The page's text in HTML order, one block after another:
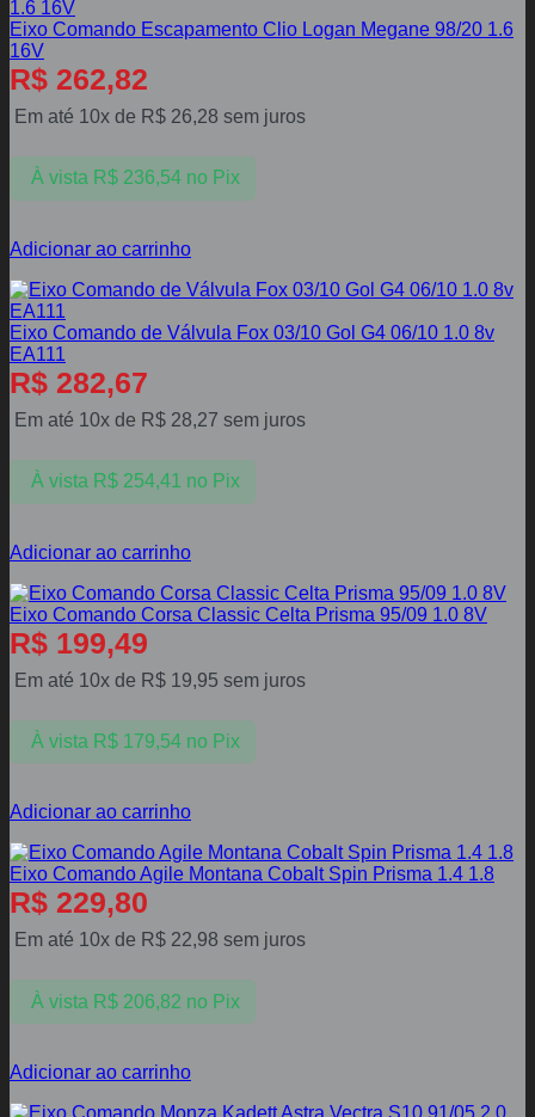
Eixo Comando Escapamento Clio Logan Megane 98/20 1.6
16V
R$ 262,82
Em até 10x de R$ 26,28 sem juros
À vista R$236,54 no Pix
Adicionar ao carrinho
Eixo Comando de Válvula Fox 03/10 Gol G4 06/10 1.0 8v
EA111
R$ 282,67
Em até 10x de R$ 28,27 sem juros
À vista R$254,41 no Pix
Adicionar ao carrinho
Eixo Comando Corsa Classic Celta Prisma 95/09 1.0 8V
R$ 199,49
Em até 10x de R$ 19,95 sem juros
À vista R$179,54 no Pix
Adicionar ao carrinho
Eixo Comando Agile Montana Cobalt Spin Prisma 1.4 1.8
R$ 229,80
Em até 10x de R$ 22,98 sem juros
À vista R$206,82 no Pix
Adicionar ao carrinho